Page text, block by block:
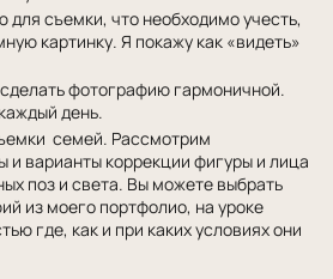
для съемки, что необходимо учесть,
картинку. Я покажу как «видеть»
фотографию гармоничной.
день.
семей. Рассмотрим
и варианты коррекции фигуры и лица
поз и света. Вы можете выбрать
из моего портфолио, на уроке
где, как и при каких условиях они